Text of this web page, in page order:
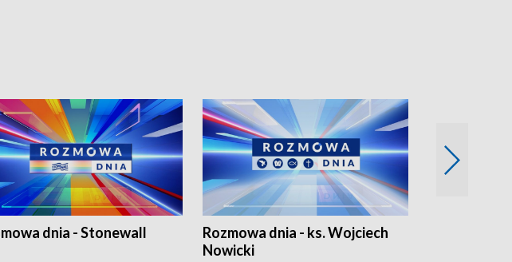
dnia - Stonewall
Rozmowa dnia - ks. Wojciech
Nowicki